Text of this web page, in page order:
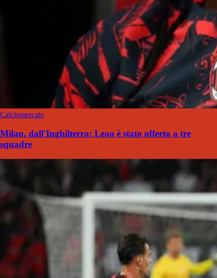
Calciomercato
Milan, dall'Inghilterra: Leao è stato offerto a tre
squadre